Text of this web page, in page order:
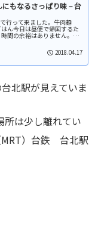
もなるさっぱり味 – 台
行って来ました。牛肉麺
ん今日は昼便で帰国するた
間の余裕はありません。ホ
2018.04.17
北駅が見えていま
所は少し離れてい